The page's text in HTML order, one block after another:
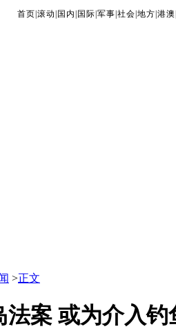
首页 滚动 国内 国际 军事 社会 地方 港澳
>正文
法案 或为介入钓